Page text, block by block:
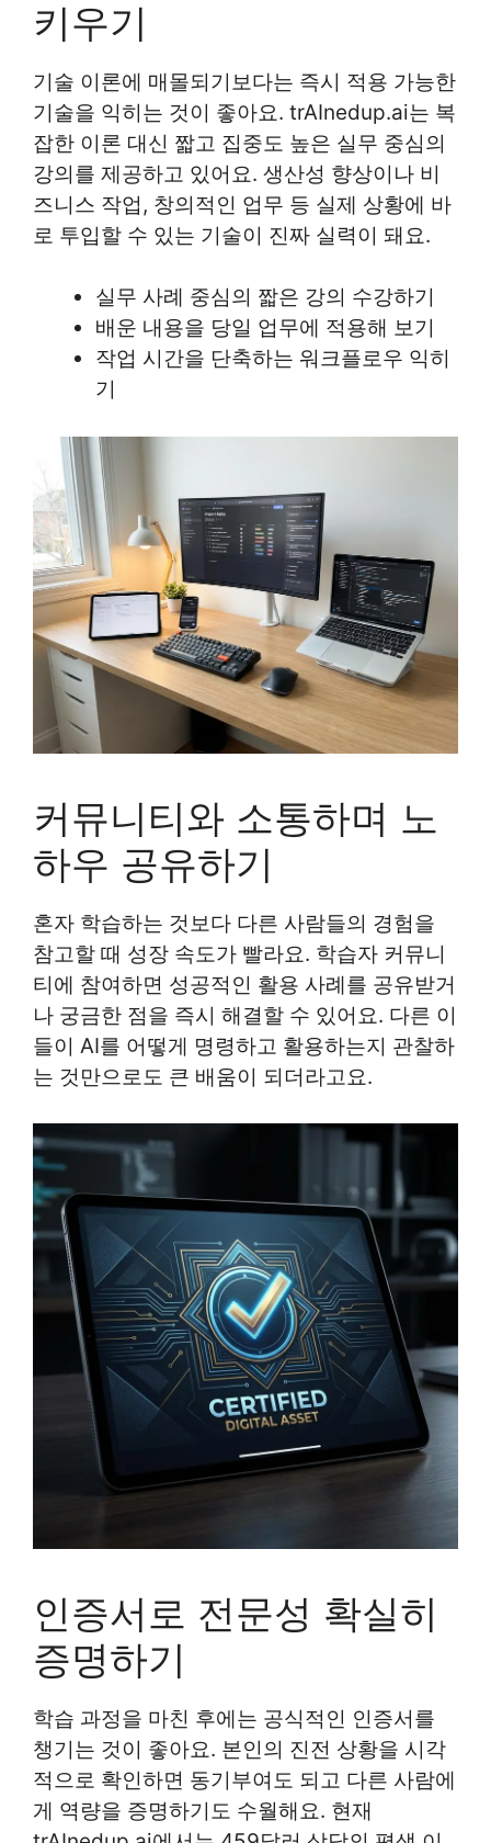
키우기
기술 이론에 매몰되기보다는 즉시 적용 가능한
기술을 익히는 것이 좋아요. trAInedup.ai는 복
잡한 이론 대신 짧고 집중도 높은 실무 중심의
강의를 제공하고 있어요. 생산성 향상이나 비
즈니스 작업, 창의적인 업무 등 실제 상황에 바
로 투입할 수 있는 기술이 진짜 실력이 돼요.
실무 사례 중심의 짧은 강의 수강하기
배운 내용을 당일 업무에 적용해 보기
작업 시간을 단축하는 워크플로우 익히
기
커뮤니티와 소통하며 노
하우 공유하기
혼자 학습하는 것보다 다른 사람들의 경험을
참고할 때 성장 속도가 빨라요. 학습자 커뮤니
티에 참여하면 성공적인 활용 사례를 공유받거
나 궁금한 점을 즉시 해결할 수 있어요. 다른 이
들이 AI를 어떻게 명령하고 활용하는지 관찰하
는 것만으로도 큰 배움이 되더라고요.
인증서로 전문성 확실히
증명하기
학습 과정을 마친 후에는 공식적인 인증서를
챙기는 것이 좋아요. 본인의 진전 상황을 시각
적으로 확인하면 동기부여도 되고 다른 사람에
게 역량을 증명하기도 수월해요. 현재